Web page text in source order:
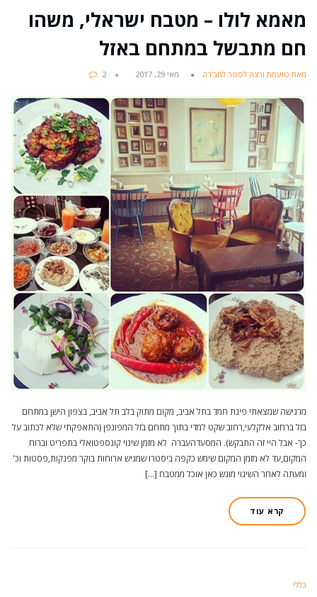
מאמא לולו – מטבח ישראלי, משהו
חם מתבשל במתחם באזל
מאת טועמת ורצה לספר לחב'רה מאי 29, 2017 2
מרגישה שמצאתי פינת חמד בתל אביב, מקום מתוק בלב תל אביב, בצפון הישן במתחם
בזל ברחוב אלקלעי,רחוב שקט למדי בתוך מתחם בזל המפונפן (התאפקתי שלא לכתוב על
כך- אבל היי זה התבקש). המסעדהעברה לא מזמן שינוי קונספטואלי בתפריט וברוח
המקום,עד לא מזמן המקום שימש כקפה ביסטרו שמגיש ארוחות בוקר מפנקות,פסטות וכ'
ומעתה לאחר השינוי מוגש כאן אוכל ממטבח […]
קרא עוד
כללי